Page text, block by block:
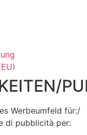
Werbeumfeld für:/
di pubblicità per: